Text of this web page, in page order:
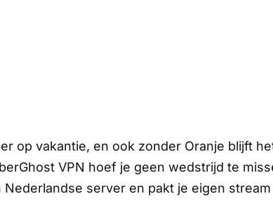
op vakantie, en ook zonder Oranje blijft
VPN hoef je geen wedstrijd te
server en pakt je eigen